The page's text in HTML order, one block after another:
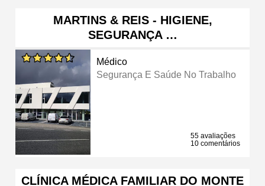
MARTINS & REIS - HIGIENE,
SEGURANÇA …
Médico
Segurança E Saúde No Trabalho
55 avaliações
10 comentários
CLÍNICA MÉDICA FAMILIAR DO MONTE